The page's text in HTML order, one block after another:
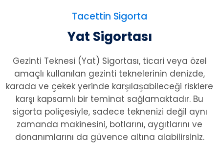
Tacettin Sigorta
Yat Sigortası
Gezinti Teknesi (Yat) Sigortası, ticari veya özel
amaçlı kullanılan gezinti teknelerinin denizde,
karada ve çekek yerinde karşılaşabileceği risklere
karşı kapsamlı bir teminat sağlamaktadır. Bu
sigorta poliçesiyle, sadece teknenizi değil aynı
zamanda makinesini, botlarını, aygıtlarını ve
donanımlarını da güvence altına alabilirsiniz.